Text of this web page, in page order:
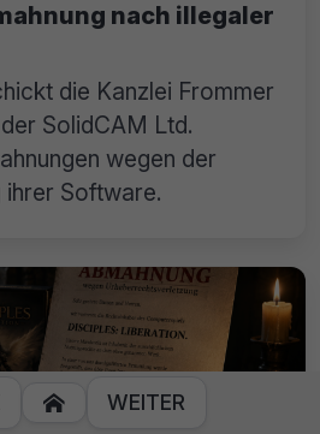
nach illegaler
die Kanzlei Frommer
SolidCAM Ltd.
wegen der
ihrer Software.
 WEITER